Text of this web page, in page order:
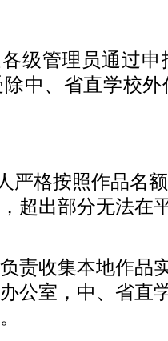
级管理员通过申
中、省直学校
严格按照作品名
超出部分无法在
责收集本地作品
公室，中、省直